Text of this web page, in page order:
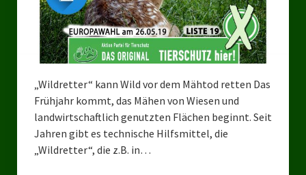
„Wildretter“ kann Wild vor dem Mähtod retten Das
Frühjahr kommt, das Mähen von Wiesen und
landwirtschaftlich genutzten Flächen beginnt. Seit
Jahren gibt es technische Hilfsmittel, die
„Wildretter“, die z.B. in…